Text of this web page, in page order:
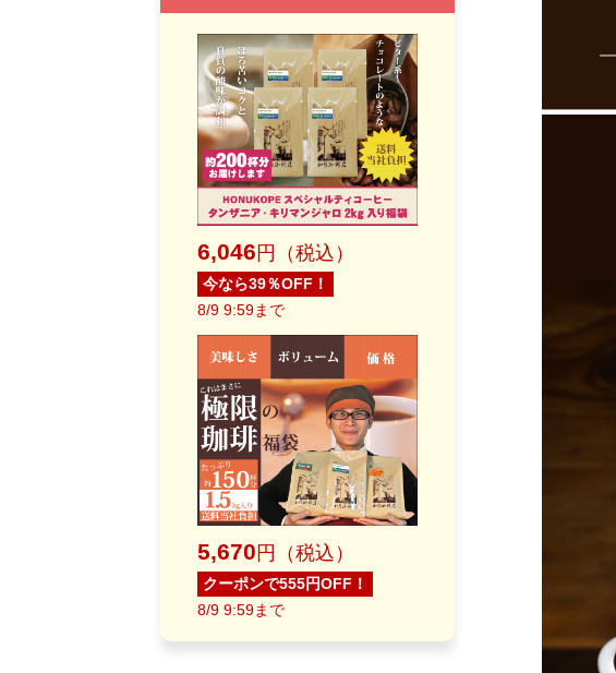
6,046円（税込）
今なら39％OFF！
8/9 9:59まで
5,670 円（税込）
クーポンで555円OFF！
8/9 9:59まで